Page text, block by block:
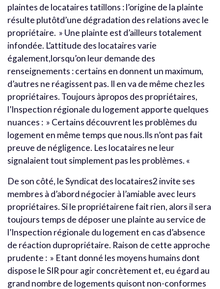
plaintes de locataires tatillons : l’origine de la plainte
résulte plutôtd’une dégradation des relations avec le
propriétaire. » Une plainte est d’ailleurs totalement
infondée. L’attitude des locataires varie
également,lorsqu’on leur demande des
renseignements : certains en donnent un maximum,
d’autres ne réagissent pas. Il en va de même chez les
propriétaires. Toujours àpropos des propriétaires,
l’Inspection régionale du logement apporte quelques
nuances : » Certains découvrent les problèmes du
logement en même temps que nous.Ils n’ont pas fait
preuve de négligence. Les locataires ne leur
signalaient tout simplement pas les problèmes. «
De son côté, le Syndicat des locataires2 invite ses
membres à d’abord négocier à l’amiable avec leurs
propriétaires. Si le propriétairene fait rien, alors il sera
toujours temps de déposer une plainte au service de
l’Inspection régionale du logement en cas d’absence
de réaction dupropriétaire. Raison de cette approche
prudente : » Etant donné les moyens humains dont
dispose le SIR pour agir concrètement et, eu égard au
grand nombre de logements quisont non-conformes